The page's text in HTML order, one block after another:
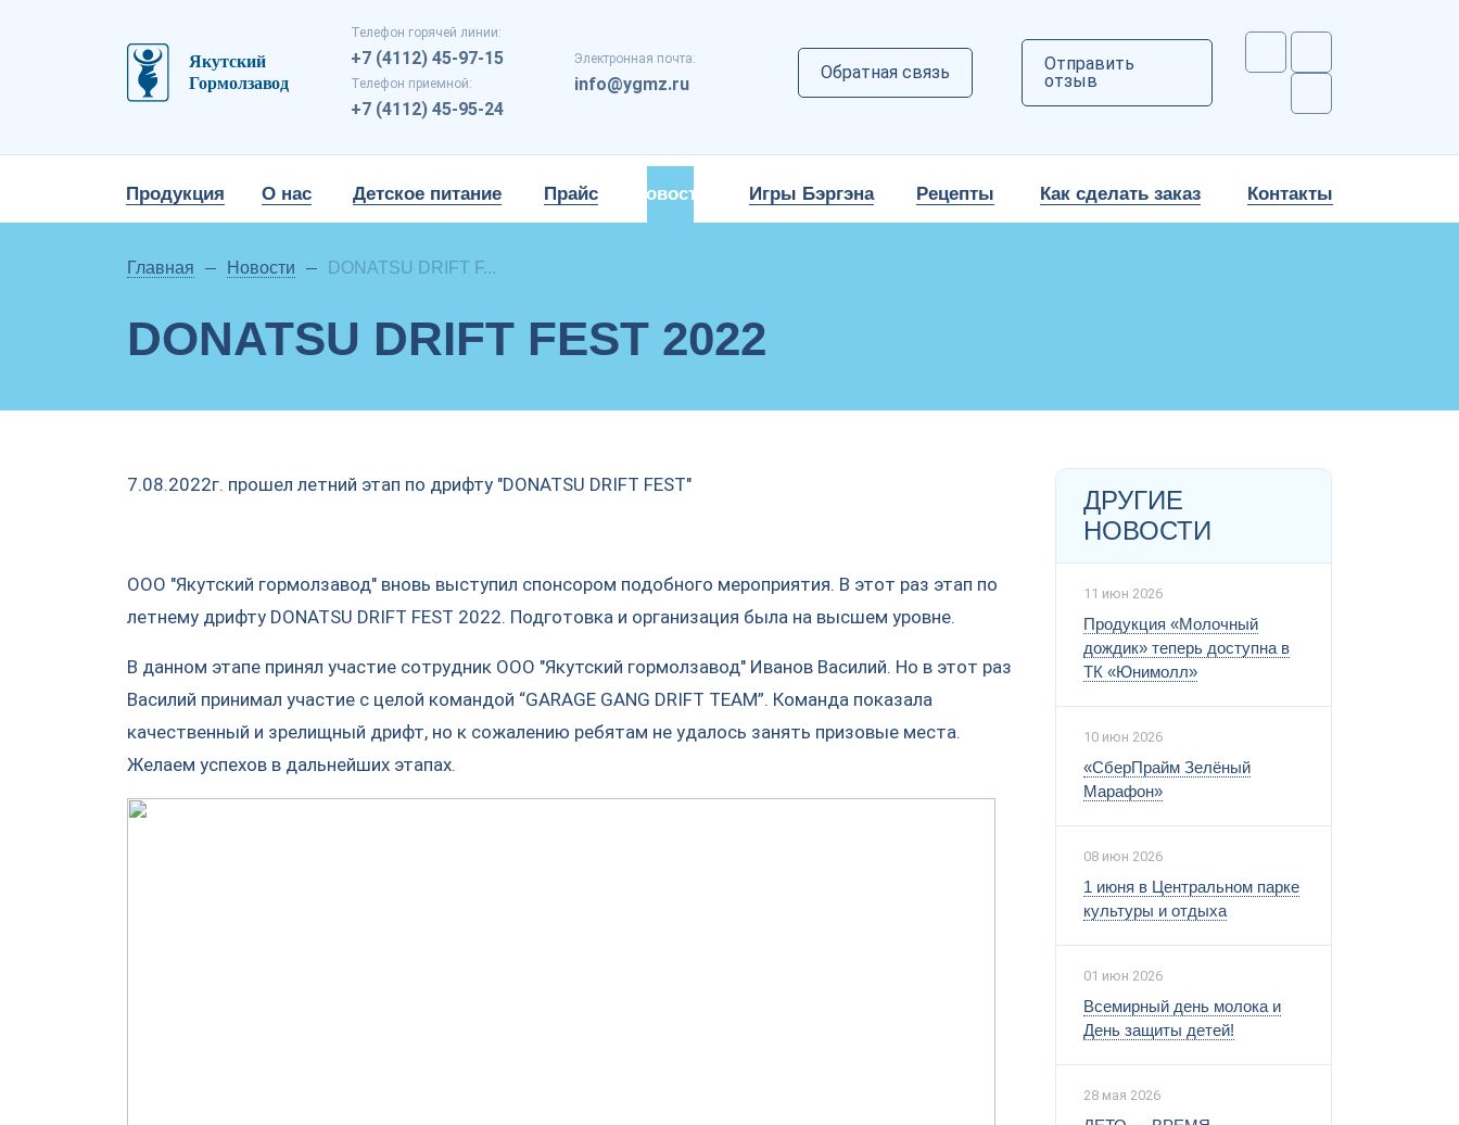
Телефон горячей линии:
+7 (4112) 45-97-15
Телефон приемной:
+7 (4112) 45-95-24
Электронная почта:
info@ygmz.ru
Обратная связь
Отправить
отзыв
Продукция О нас Детское питание Прайс Новости Игры Бэргэна Рецепты Как сделать заказ Контакты
Главная Новости DONATSU DRIFT F...
DONATSU DRIFT FEST 2022
7.08.2022г. прошел летний этап по дрифту "DONATSU DRIFT FEST"
ООО "Якутский гормолзавод" вновь выступил спонсором подобного мероприятия. В этот раз этап по
летнему дрифту DONATSU DRIFT FEST 2022. Подготовка и организация была на высшем уровне.
В данном этапе принял участие сотрудник ООО "Якутский гормолзавод" Иванов Василий. Но в этот раз
Василий принимал участие с целой командой “GARAGE GANG DRIFT TEAM”. Команда показала
качественный и зрелищный дрифт, но к сожалению ребятам не удалось занять призовые места.
Желаем успехов в дальнейших этапах.
ДРУГИЕ
НОВОСТИ
11 июн 2026
Продукция «Молочный
дождик» теперь доступна в
ТК «Юнимолл»
10 июн 2026
«СберПрайм Зелёный
Марафон»
08 июн 2026
1 июня в Центральном парке
культуры и отдыха
01 июн 2026
Всемирный день молока и
День защиты детей!
28 мая 2026